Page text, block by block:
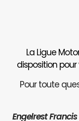
La Ligue
disposition
Pour toute
Engelrest